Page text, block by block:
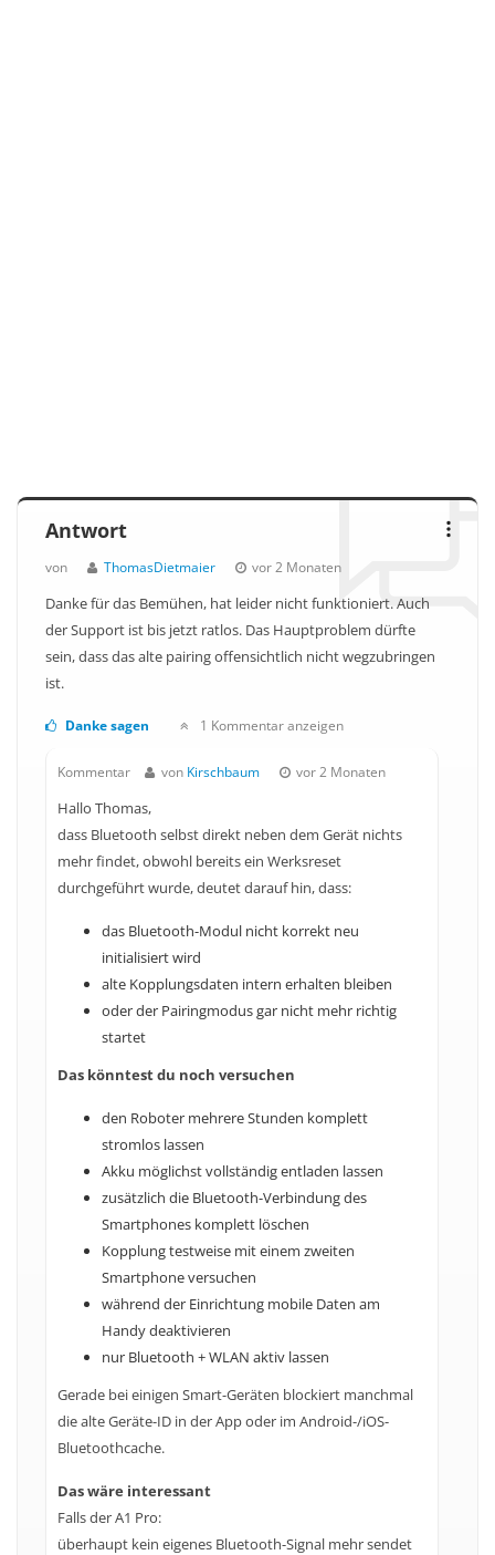
Antwort
von ThomasDietmaier vor 2 Monaten
Danke für das Bemühen, hat leider nicht funktioniert. Auch
der Support ist bis jetzt ratlos. Das Hauptproblem dürfte
sein, dass das alte pairing offensichtlich nicht wegzubringen
ist.
Danke sagen 1 Kommentar anzeigen
Kommentar von Kirschbaum vor 2 Monaten
Hallo Thomas,
dass Bluetooth selbst direkt neben dem Gerät nichts
mehr findet, obwohl bereits ein Werksreset
durchgeführt wurde, deutet darauf hin, dass:
das Bluetooth-Modul nicht korrekt neu
initialisiert wird
alte Kopplungsdaten intern erhalten bleiben
oder der Pairingmodus gar nicht mehr richtig
startet
Das könntest du noch versuchen
den Roboter mehrere Stunden komplett
stromlos lassen
Akku möglichst vollständig entladen lassen
zusätzlich die Bluetooth-Verbindung des
Smartphones komplett löschen
Kopplung testweise mit einem zweiten
Smartphone versuchen
während der Einrichtung mobile Daten am
Handy deaktivieren
nur Bluetooth + WLAN aktiv lassen
Gerade bei einigen Smart-Geräten blockiert manchmal
die alte Geräte-ID in der App oder im Android-/iOS-
Bluetoothcache.
Das wäre interessant
Falls der A1 Pro:
überhaupt kein eigenes Bluetooth-Signal mehr sendet